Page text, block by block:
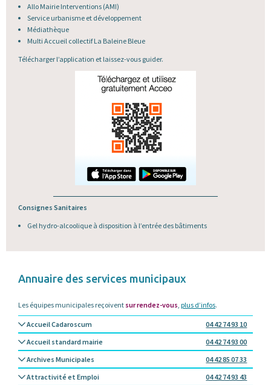
Allo Mairie Interventions (AMI)
Service urbanisme et développement
Médiathèque
Multi Accueil collectif La Baleine Bleue
Télécharger l’application et laissez-vous guider.
Consignes Sanitaires
Gel hydro-alcoolique à disposition à l’entrée des bâtiments
Annuaire des services municipaux
Les équipes municipales reçoivent sur rendez-vous plus d’infos.
Accueil Cadaroscum
04 42 74 93 10
Accueil standard mairie
04 42 74 93 00
Archives Municipales
04 42 85 07 33
Attractivité et Emploi
04 42 74 93 43